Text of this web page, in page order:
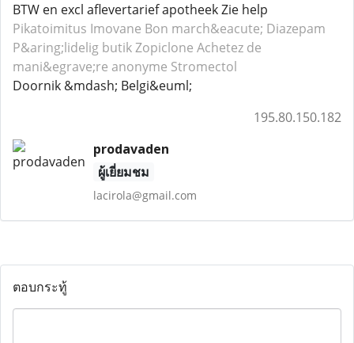
BTW en excl aflevertarief apotheek Zie help
Pikatoimitus Imovane Bon march&eacute; Diazepam
P&aring;lidelig butik Zopiclone Achetez de
mani&egrave;re anonyme Stromectol
Doornik &mdash; Belgi&euml;
195.80.150.182
prodavaden
ผู้เยี่ยมชม
lacirola@gmail.com
ตอบกระทู้